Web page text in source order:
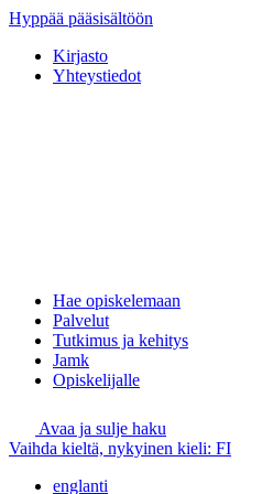
Hyppää pääsisältöön
Kirjasto
Yhteystiedot
Hae opiskelemaan
Palvelut
Tutkimus ja kehitys
Jamk
Opiskelijalle
Avaa ja sulje haku
Vaihda kieltä, nykyinen kieli: FI
englanti